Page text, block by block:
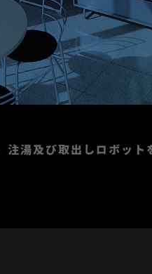
圧縮機設備
耐火物事業部
求人応募フォーム
湯及び取出しロボット